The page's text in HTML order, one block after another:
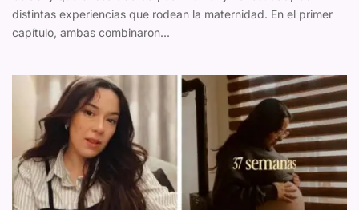
distintas experiencias que rodean la maternidad. En el primer
capítulo, ambas combinaron...